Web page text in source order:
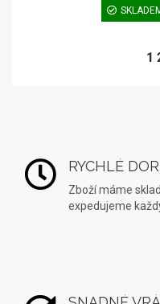
1
RYCHLÉ
Zboží máme
expedujeme